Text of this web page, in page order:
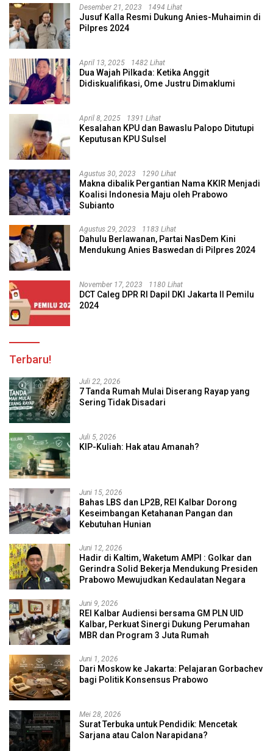
Desember 21, 2023 1494 Lihat
Jusuf Kalla Resmi Dukung Anies-Muhaimin di
Pilpres 2024
April 13, 2025 1482 Lihat
Dua Wajah Pilkada: Ketika Anggit
Didiskualifikasi, Ome Justru Dimaklumi
April 8, 2025 1391 Lihat
Kesalahan KPU dan Bawaslu Palopo Ditutupi
Keputusan KPU Sulsel
Agustus 30, 2023 1290 Lihat
Makna dibalik Pergantian Nama KKIR Menjadi
Koalisi Indonesia Maju oleh Prabowo
Subianto
Agustus 29, 2023 1183 Lihat
Dahulu Berlawanan, Partai NasDem Kini
Mendukung Anies Baswedan di Pilpres 2024
November 17, 2023 1180 Lihat
DCT Caleg DPR RI Dapil DKI Jakarta II Pemilu
2024
Terbaru!
Juli 22, 2026
7 Tanda Rumah Mulai Diserang Rayap yang
Sering Tidak Disadari
Juli 5, 2026
KIP-Kuliah: Hak atau Amanah?
Juni 15, 2026
Bahas LBS dan LP2B, REI Kalbar Dorong
Keseimbangan Ketahanan Pangan dan
Kebutuhan Hunian
Juni 12, 2026
Hadir di Kaltim, Waketum AMPI : Golkar dan
Gerindra Solid Bekerja Mendukung Presiden
Prabowo Mewujudkan Kedaulatan Negara
Juni 9, 2026
REI Kalbar Audiensi bersama GM PLN UID
Kalbar, Perkuat Sinergi Dukung Perumahan
MBR dan Program 3 Juta Rumah
Juni 1, 2026
Dari Moskow ke Jakarta: Pelajaran Gorbachev
bagi Politik Konsensus Prabowo
Mei 28, 2026
Surat Terbuka untuk Pendidik: Mencetak
Sarjana atau Calon Narapidana?